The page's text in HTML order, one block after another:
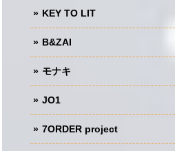
KEY TO LIT
B&ZAI
モナキ
JO1
7ORDER project